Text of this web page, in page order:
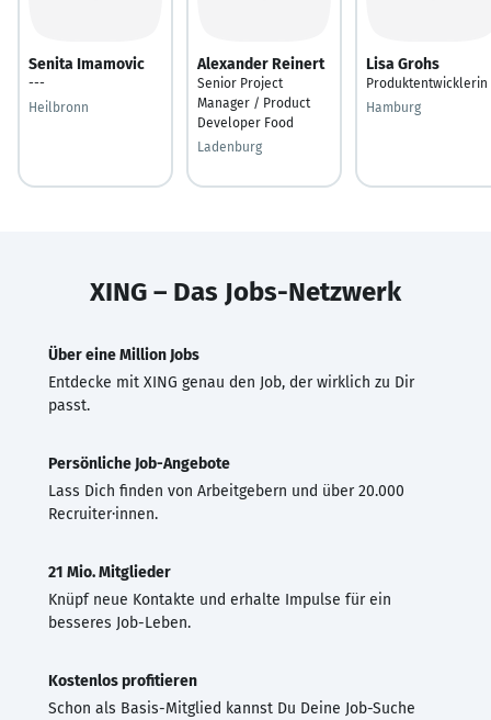
Senita Imamovic
---
Heilbronn
Alexander Reinert
Senior Project
Manager / Product
Developer Food
Ladenburg
Lisa Grohs
Produktentwicklerin
Hamburg
XING – Das Jobs-Netzwerk
Über eine Million Jobs
Entdecke mit XING genau den Job, der wirklich zu Dir
passt.
Persönliche Job-Angebote
Lass Dich finden von Arbeitgebern und über 20.000
Recruiter·innen.
21 Mio. Mitglieder
Knüpf neue Kontakte und erhalte Impulse für ein
besseres Job-Leben.
Kostenlos profitieren
Schon als Basis-Mitglied kannst Du Deine Job-Suche